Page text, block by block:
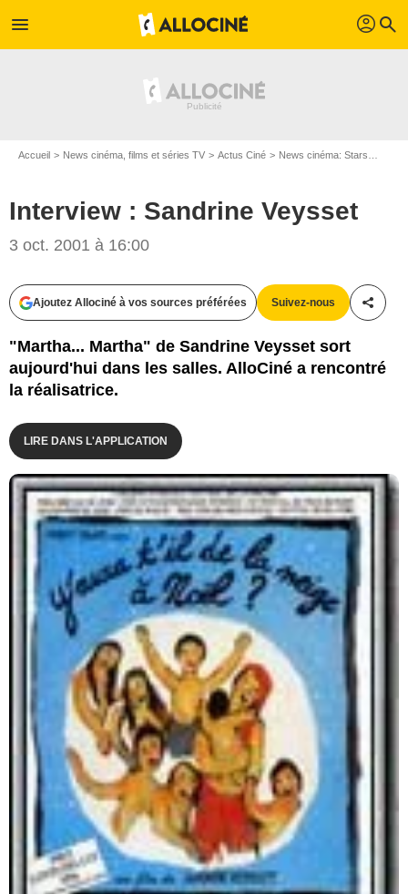
menu profil search
Accueil News cinéma, films et séries TV Actus Ciné News cinéma: Stars
Interview : Sandrine Veysset
3 oct. 2001 à 16:00
Ajoutez Allociné à vos sources préférées Suivez-nous
"Martha... Martha" de Sandrine Veysset sort
aujourd'hui dans les salles. AlloCiné a rencontré
la réalisatrice.
LIRE DANS L'APPLICATION